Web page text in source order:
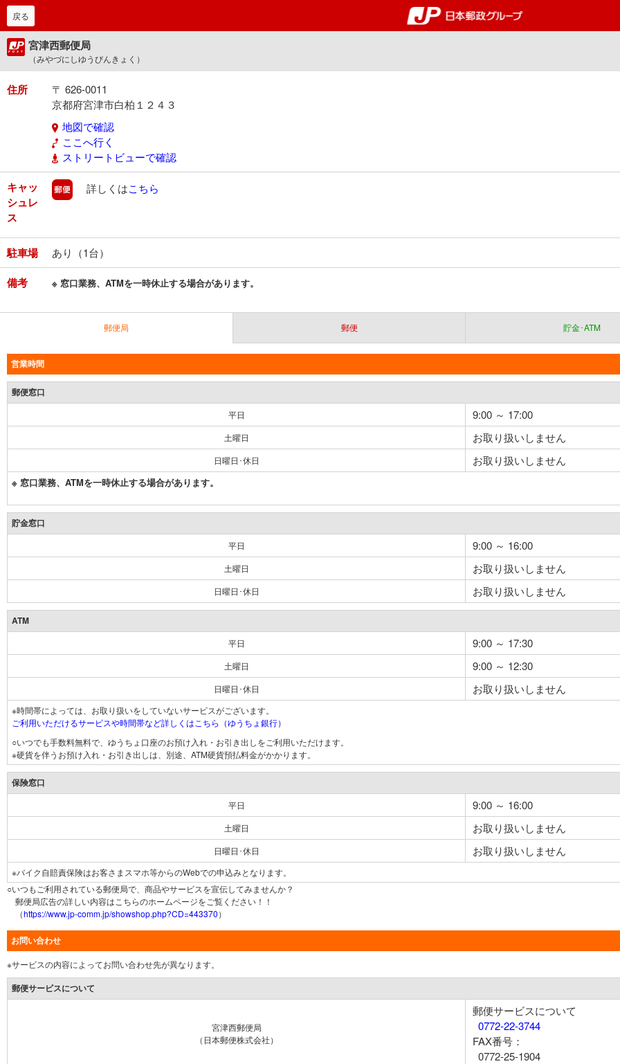
郵便局・日本郵政グルー
戻る
宮津西郵便局
（みやづにしゆうびんきょく）
住所
〒 626-0011
京都府宮津市白柏１２４３
地図で確認
ここへ行く
ストリートビューで確認
キャッ
シュレ
ス
郵便
詳しくはこちら
駐車場 あり（1台）
備考 ※ 窓口業務、ATMを一時休止する場合があります。
郵便局 郵便 貯金･ATM
営業時間
郵便窓口
平日 9:00 ～ 17:00
土曜日 お取り扱いしません
日曜日･休日 お取り扱いしません
※ 窓口業務、ATMを一時休止する場合があります。
貯金窓口
平日 9:00 ～ 16:00
土曜日 お取り扱いしません
日曜日･休日 お取り扱いしません
ATM
平日 9:00 ～ 17:30
土曜日 9:00 ～ 12:30
日曜日･休日 お取り扱いしません
※時間帯によっては、お取り扱いをしていないサービスがございます。
ご利用いただけるサービスや時間帯など詳しくはこちら（ゆうちょ銀行）
○いつでも手数料無料で、ゆうちょ口座のお預け入れ・お引き出しをご利用いただけます。
※硬貨を伴うお預け入れ・お引き出しは、別途、ATM硬貨預払料金がかかります。
保険窓口
平日 9:00 ～ 16:00
土曜日 お取り扱いしません
日曜日･休日 お取り扱いしません
※バイク自賠責保険はお客さまスマホ等からのWebでの申込みとなります。
○いつもご利用されている郵便局で、商品やサービスを宣伝してみませんか？
郵便局広告の詳しい内容はこちらのホームページをご覧ください！！
（https://www.jp-comm.jp/showshop.php?CD=443370）
お問い合わせ
※サービスの内容によってお問い合わせ先が異なります。
郵便サービスについて
宮津西郵便局
（日本郵便株式会社）
郵便サービスについて
0772-22-3744
FAX番号：
0772-25-1904